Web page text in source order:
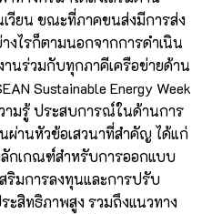
วียน ขณะที่ภาคขนส่งมีการส่ง
งไรก็ตามนอกจากการดำเนิน
นร่วมกับทุกภาคีเครือข่ายด้าน
Sustainable Energy Week
ามรู้ ประสบการณ์ในด้านการ
ผ่านหัวข้อเสวนาที่สำคัญ ได้แก่
กเกณฑ์สำหรับการออกแบบ
ริมการลงทุนและการปรับ
สิทธิภาพสูง รวมถึงแนวทาง